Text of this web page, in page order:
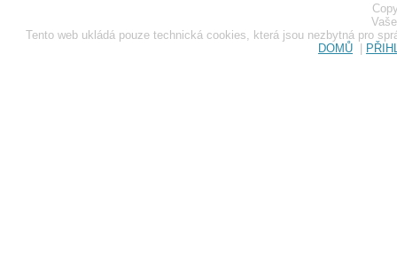
Tento web ukládá pouze technická cookies, která jsou nezbytná pro
DOMŮ |